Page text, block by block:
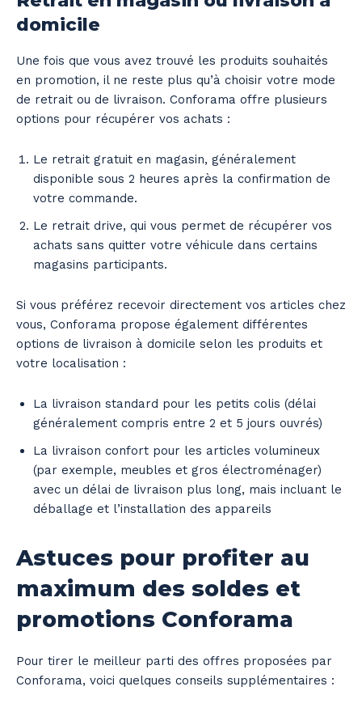
domicile
Une fois que vous avez trouvé les produits souhaités
en promotion, il ne reste plus qu’à choisir votre mode
de retrait ou de livraison. Conforama offre plusieurs
options pour récupérer vos achats :
Le retrait gratuit en magasin, généralement
disponible sous 2 heures après la confirmation de
votre commande.
Le retrait drive, qui vous permet de récupérer vos
achats sans quitter votre véhicule dans certains
magasins participants.
Si vous préférez recevoir directement vos articles chez
vous, Conforama propose également différentes
options de livraison à domicile selon les produits et
votre localisation :
La livraison standard pour les petits colis (délai
généralement compris entre 2 et 5 jours ouvrés)
La livraison confort pour les articles volumineux
(par exemple, meubles et gros électroménager)
avec un délai de livraison plus long, mais incluant le
déballage et l’installation des appareils
Astuces pour profiter au
maximum des soldes et
promotions Conforama
Pour tirer le meilleur parti des offres proposées par
Conforama, voici quelques conseils supplémentaires :